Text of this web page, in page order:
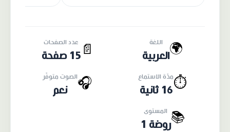
🌍 اللغة
العربية 📄
عدد الصفحات
15 صفحة
⏱️مدّة الاستماع
16 ثانية
🎧الصوت متوفّر
نعم
📚 المستوى
روضة 1